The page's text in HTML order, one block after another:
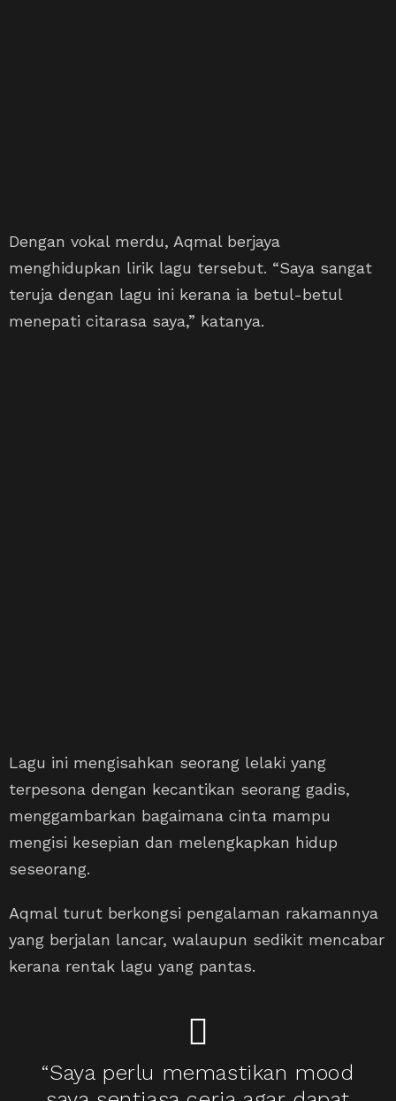
Dengan vokal merdu, Aqmal berjaya
menghidupkan lirik lagu tersebut. “Saya sangat
teruja dengan lagu ini kerana ia betul-betul
menepati citarasa saya,” katanya.
Lagu ini mengisahkan seorang lelaki yang
terpesona dengan kecantikan seorang gadis,
menggambarkan bagaimana cinta mampu
mengisi kesepian dan melengkapkan hidup
seseorang.
Aqmal turut berkongsi pengalaman rakamannya
yang berjalan lancar, walaupun sedikit mencabar
kerana rentak lagu yang pantas.
“Saya perlu memastikan mood